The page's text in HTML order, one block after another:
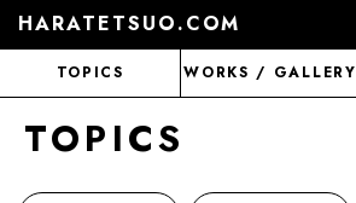
HARATETSUO.COM
TOPICS WORKS / GALLERY
TOPICS